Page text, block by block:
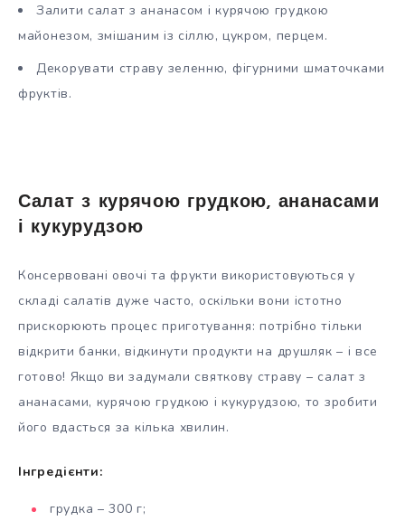
Залити салат з ананасом і курячою грудкою
майонезом, змішаним із сіллю, цукром, перцем.
Декорувати страву зеленню, фігурними шматочками
фруктів.
Салат з курячою грудкою, ананасами
і кукурудзою
Консервовані овочі та фрукти використовуються у
складі салатів дуже часто, оскільки вони істотно
прискорюють процес приготування: потрібно тільки
відкрити банки, відкинути продукти на друшляк – і все
готово! Якщо ви задумали святкову страву – салат з
ананасами, курячою грудкою і кукурудзою, то зробити
його вдасться за кілька хвилин.
Інгредієнти:
грудка – 300 г;